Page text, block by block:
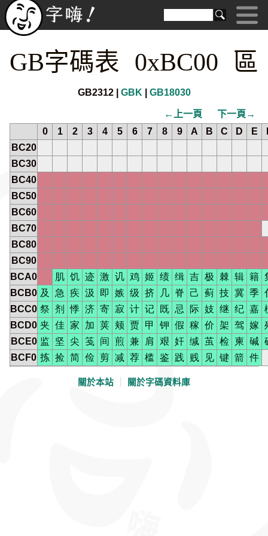
GB字碼表 0xBC00 區
GB2312 | GBK GB18030
←上一頁
下一頁→
0
1 2 3 4 5 6 7 8 9 A B C D E
BC20
BC30
BC40
BC50
BC60
BC70
BC80
BC90
BCA0
肌 饥 迹 激 讥 鸡 姬 绩 缉 吉 极 棘 辑 籍
BCB0 及 急 疾 汲 即 嫉 级 挤 几 脊 己 蓟 技 冀 季
BCC0 祭 剂 悸 济 寄 寂 计 记 既 忌 际 妓 继 纪 嘉
BCD0 夹 佳 家 加 荚 颊 贾 甲 钾 假 稼 价 架 驾 嫁
BCE0 监 坚 尖 笺 间 煎 兼 肩 艰 奸 缄 茧 检 柬 碱
BCF0 拣 捡 简 俭 剪 减 荐 槛 鉴 践 贱 见 键 箭 件
關於本站 關於字碼資料庫